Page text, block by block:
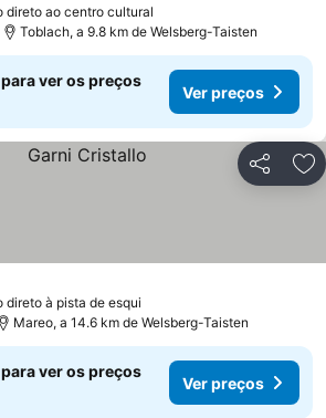
direto ao centro cultural
Toblach, a 9.8 km de Welsberg-Taisten
ver os preços
Ver preços
Partilhar
direto à pista de esqui
Mareo, a 14.6 km de Welsberg-Taisten
ver os preços
Ver preços